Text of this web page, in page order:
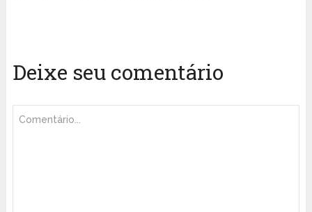
Deixe seu comentário